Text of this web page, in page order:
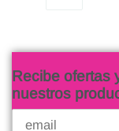
Recibe ofertas
nuestros